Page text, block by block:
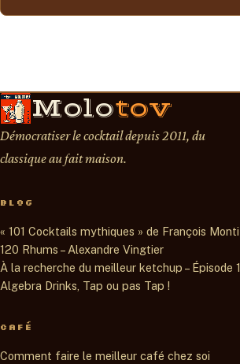
Molotov
Démocratiser le cocktail depuis 2011, du
classique au fait maison.
BLOG
« 101 Cocktails mythiques » de François Monti
120 Rhums – Alexandre Vingtier
À la recherche du meilleur ketchup – Épisode 1
Algebra Drinks, Tap ou pas Tap !
CAFÉ
Comment faire le meilleur café chez soi